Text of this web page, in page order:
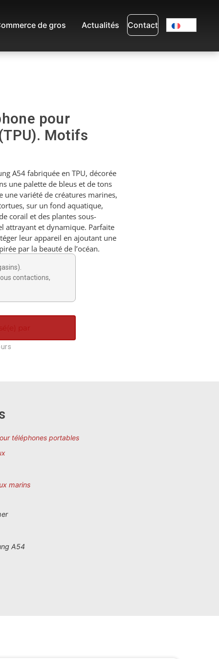
de gros Actualités Contact
pour
Motifs
A54 fabriquée en TPU, décorée
une palette de bleus et de tons
une variété de créatures marines,
sur un fond aquatique,
corail et des plantes sous-
attrayant et dynamique. Parfaite
leur appareil en ajoutant une
par la beauté de l’océan.
contactions,
par
téléphones portables
marins
A54